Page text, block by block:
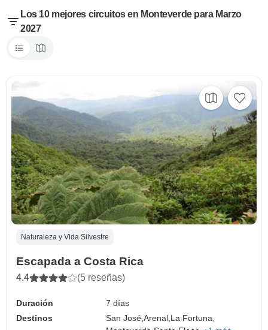
Los 10 mejores circuitos en Monteverde para Marzo
2027
Naturaleza y Vida Silvestre
Escapada a Costa Rica
4.4 (5 reseñas)
Duración
7 días
Destinos
San José,Arenal, La Fortuna,